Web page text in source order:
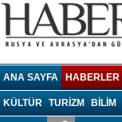
ANA SAYFA HABERLER
KÜLTÜR TURIZM BILIM